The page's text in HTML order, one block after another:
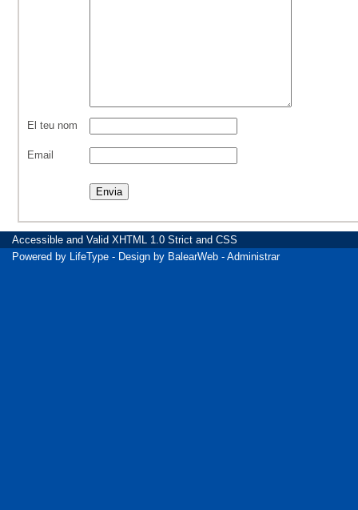
El teu nom
Email
Accessible and Valid XHTML 1.0 Strict and CSS
Powered by LifeType - Design by BalearWeb - Administrar